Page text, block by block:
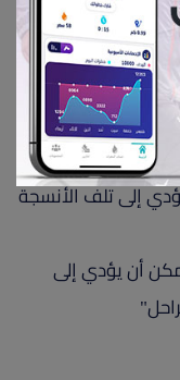
ان كثير من
في حال شربوه
، إذ إنه في حال
إلى تلف الأنسجة
أن يؤدي إلى